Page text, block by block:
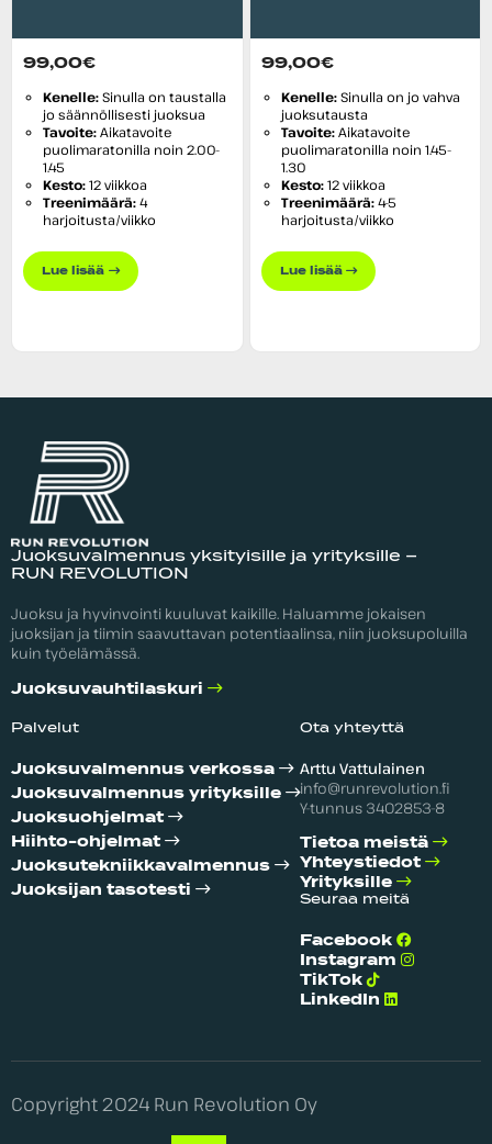
99,00€
Kenelle:Sinulla on taustalla
jo säännöllisesti juoksua
Tavoite:Aikatavoite
puolimaratonilla noin 2.00-
1.45
Kesto:12 viikkoa
Treenimäärä:4
harjoitusta/viikko
Lue lisää
99,00€
Kenelle:Sinulla on jo vahva
juoksutausta
Tavoite:Aikatavoite
puolimaratonilla noin 1.45-
1.30
Kesto:12 viikkoa
Treenimäärä:4-5
harjoitusta/viikko
Lue lisää
Juoksuvalmennus yksityisille ja yrityksille –
RUN REVOLUTION
Juoksu ja hyvinvointi kuuluvat kaikille. Haluamme jokaisen
juoksijan ja tiimin saavuttavan potentiaalinsa, niin juoksupoluilla
kuin työelämässä.
Juoksuvauhtilaskuri
Palvelut
Juoksuvalmennus verkossa
Juoksuvalmennus yrityksille
Juoksuohjelmat
Hiihto-ohjelmat
Juoksutekniikka­valmennus
Juoksijan tasotesti
Ota yhteyttä
Arttu Vattulainen
info@runrevolution.fi
Y-tunnus 3402853-8
Tietoa meistä
Yhteystiedot
Yrityksille
Seuraa meitä
Facebook
Instagram
TikTok
LinkedIn
Copyright 2024 Run Revolution Oy